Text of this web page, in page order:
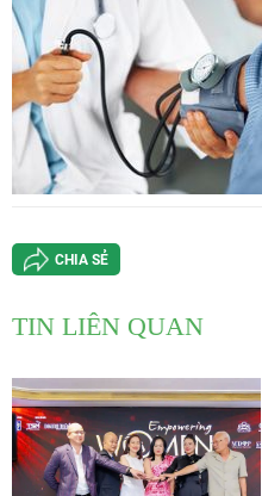
CHIA SẺ
TIN LIÊN QUAN